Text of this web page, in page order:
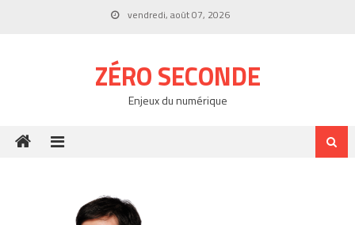
vendredi, août 07, 2026
ZÉRO SECONDE
Enjeux du numérique